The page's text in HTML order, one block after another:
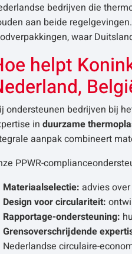
bedrijven die
aan beide
waar
helpt
ondersteunen bedrijven bij
induurzame
aanpak combineert
PPWR-
Materiaalselectie: advies
Design voor circulariteit:
Rapportage-ondersteuning:
Grensoverschrijdende
Nederlandse circulaire-